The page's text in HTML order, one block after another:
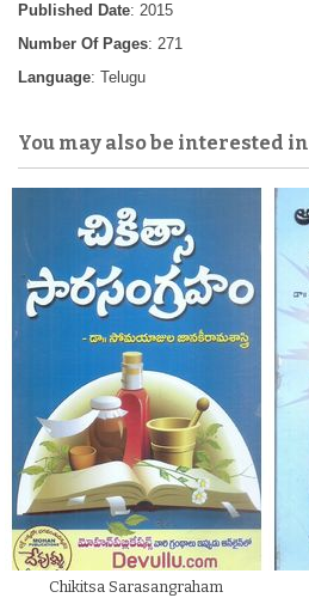
Published Date: 2015
Number Of Pages: 271
Language: Telugu
You may also be interested in
Chikitsa Sarasangraham